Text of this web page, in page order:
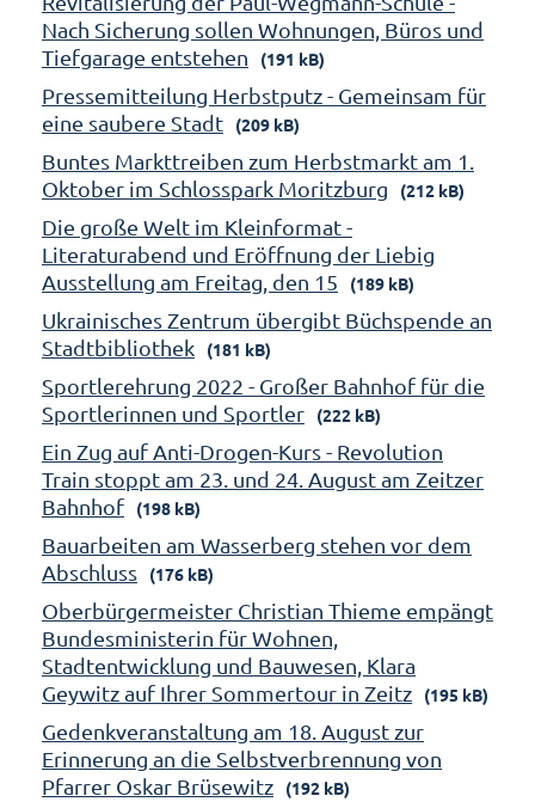
Nach Sicherung sollen Wohnungen, Büros und
Tiefgarage entstehen
(191 kB)
Pressemitteilung Herbstputz - Gemeinsam für
eine saubere Stadt
(209 kB)
Buntes Markttreiben zum Herbstmarkt am 1.
Oktober im Schlosspark Moritzburg
(212 kB)
Die große Welt im Kleinformat -
Literaturabend und Eröffnung der Liebig
Ausstellung am Freitag, den 15
(189 kB)
Ukrainisches Zentrum übergibt Büchspende an
Stadtbibliothek
(181 kB)
Sportlerehrung 2022 - Großer Bahnhof für die
Sportlerinnen und Sportler
(222 kB)
Ein Zug auf Anti-Drogen-Kurs - Revolution
Train stoppt am 23. und 24. August am Zeitzer
Bahnhof
(198 kB)
Bauarbeiten am Wasserberg stehen vor dem
Abschluss
(176 kB)
Oberbürgermeister Christian Thieme empängt
Bundesministerin für Wohnen,
Stadtentwicklung und Bauwesen, Klara
Geywitz auf Ihrer Sommertour in Zeitz
(195 kB)
Gedenkveranstaltung am 18. August zur
Erinnerung an die Selbstverbrennung von
Pfarrer Oskar Brüsewitz
(192 kB)